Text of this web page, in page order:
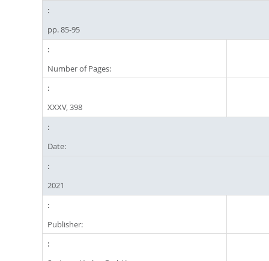
pp. 85-95
Number of Pages:
XXXV, 398
Date:
2021
Publisher: